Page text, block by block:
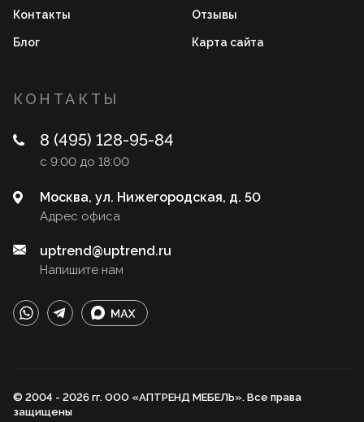
Контакты Отзывы
Блог Карта сайта
КОНТАКТЫ
8 (495) 128-95-84
с 9:00 до 18:00
Адрес офиса
Москва, ул. Нижегородская, д. 50
Напишите нам
uptrend@uptrend.ru
© 2004 - 2026 гг. ООО «АПТРЕНД МЕБЕЛЬ». Все права
защищены